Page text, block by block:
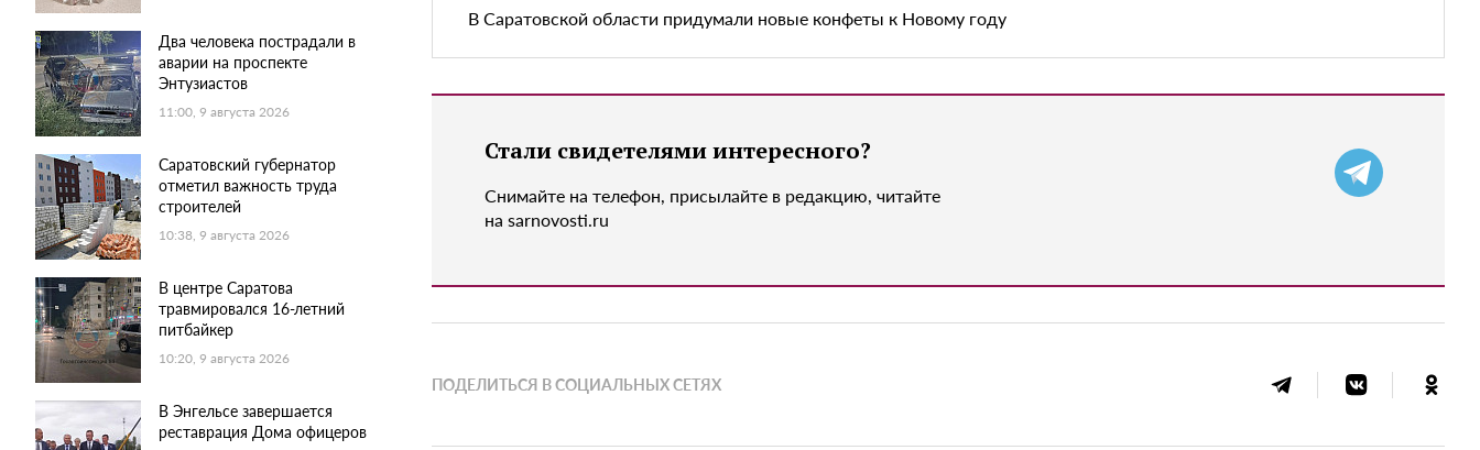
Два человека пострадали в
аварии на проспекте
Энтузиастов
11:00, 9 августа 2026
Саратовский губернатор
отметил важность труда
строителей
10:38, 9 августа 2026
В центре Саратова
травмировался 16-летний
питбайкер
10:20, 9 августа 2026
В Энгельсе завершается
реставрация Дома офицеров
В Саратовской области придумали новые конфеты к Новому году
Стали свидетелями интересного?
Снимайте на телефон, присылайте в редакцию, читайте
на sarnovosti.ru
ПОДЕЛИТЬСЯ В СОЦИАЛЬНЫХ СЕТЯХ